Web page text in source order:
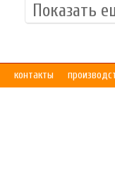
Показать
контакты